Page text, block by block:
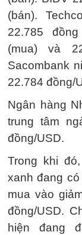
(bán).
22.785
(mua) và
Sacombank
22.784 đồng/
Ngân hàng
trung tâm
đồng/USD.
Trong khi
xanh đang
mua vào
đồng/USD.
hiện đang